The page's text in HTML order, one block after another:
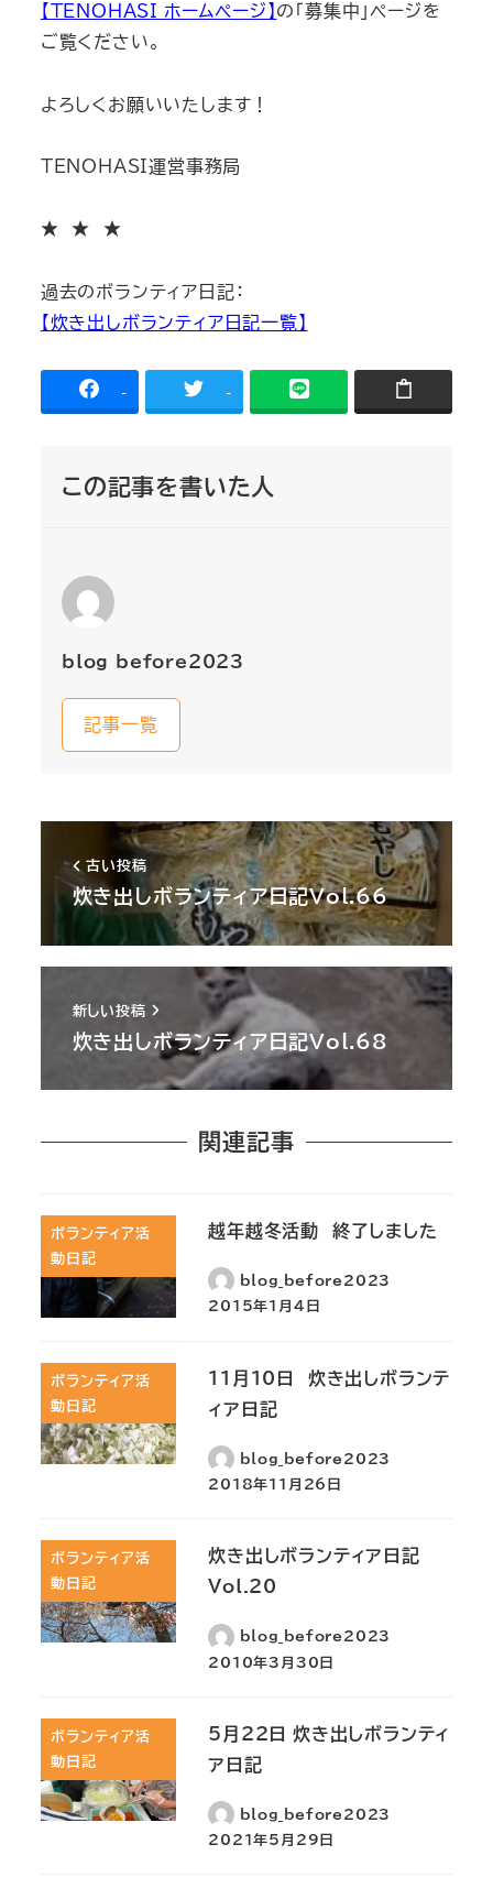
【TENOHASI ホームページ】 の「募集中」ページを
ご覧ください。
よろしくお願いいたします！
TENOHASI運営事務局
★ ★ ★
過去のボランティア日記：
【炊き出しボランティア日記一覧】
- -
この記事を書いた人
blog_before2023
記事一覧
古い投稿
炊き出しボランティア日記Vol.66
新しい投稿
炊き出しボランティア日記Vol.68
関連記事
ボランティア活
動日記
越年越冬活動 終了しました
blog_before2023
2015年1月4日
ボランティア活
動日記
11月10日 炊き出しボランテ
ィア日記
blog_before2023
2018年11月26日
ボランティア活
動日記
炊き出しボランティア日記
Vol.20
blog_before2023
2010年3月30日
ボランティア活
動日記
5月22日 炊き出しボランティ
ア日記
blog_before2023
2021年5月29日